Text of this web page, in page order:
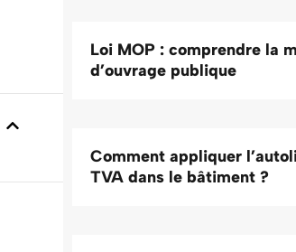
Loi MOP : comprendre la
d’ouvrage publique
Comment appliquer
TVA dans le bâtiment ?